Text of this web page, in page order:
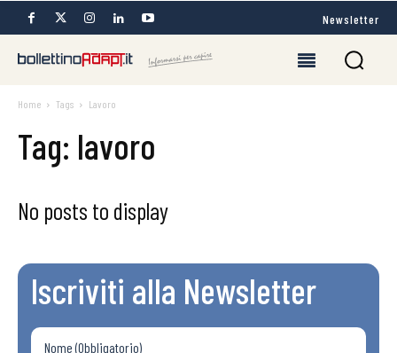
Newsletter
Home Tags Lavoro
Tag: lavoro
No posts to display
Iscriviti alla Newsletter